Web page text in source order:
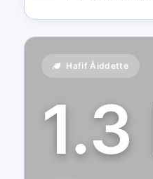
Hafif Åiddette